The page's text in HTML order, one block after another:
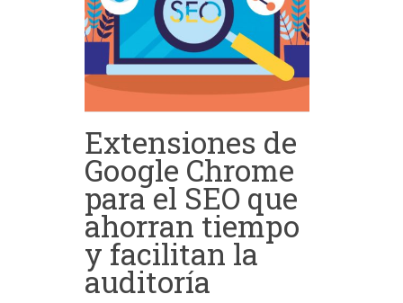
Extensiones de
Google Chrome
para el SEO que
ahorran tiempo
y facilitan la
auditoría